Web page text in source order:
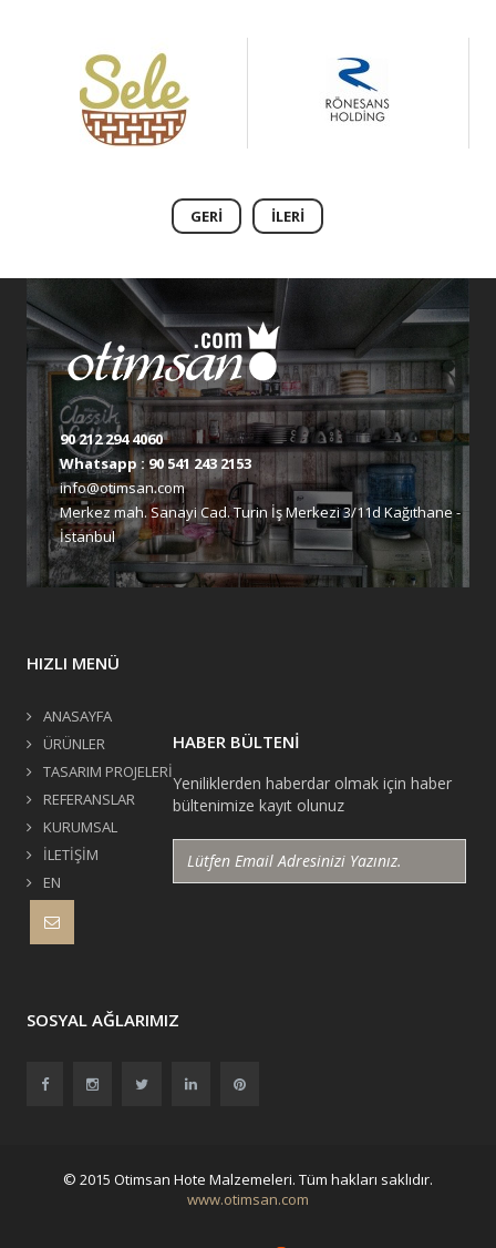
GERI İLERI
90 212 294 4060
Whatsapp : 90 541 243 2153
info@otimsan.com
Merkez mah. Sanayi Cad. Turin İş Merkezi 3/11d Kağıthane -
İstanbul
HIZLI MENÜ
ANASAYFA
ÜRÜNLER
TASARIM PROJELERİ
REFERANSLAR
KURUMSAL
İLETİŞİM
EN
HABER BÜLTENİ
Yeniliklerden haberdar olmak için haber
bültenimize kayıt olunuz
SOSYAL AĞLARIMIZ
© 2015 Otimsan Hote Malzemeleri. Tüm hakları saklıdır.
www.otimsan.com